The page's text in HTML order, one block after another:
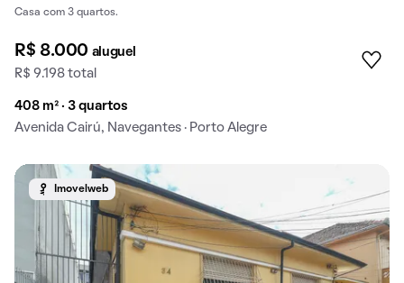
Casa com 3 quartos.
R$ 8.000 aluguel
R$ 9.198 total
408 m² · 3 quartos
Avenida Cairú, Navegantes · Porto Alegre
Imovelweb